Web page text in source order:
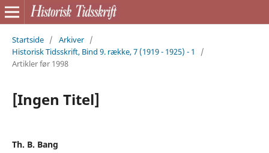
Startside / Arkiver /
Historisk Tidsskrift, Bind 9. række, 7 (1919 - 1925) - 1
/
Artikler før 1998
[Ingen Titel]
Th. B. Bang